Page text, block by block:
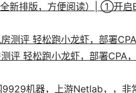
全新排版，方便阅读）| ①开
评 轻松跑小龙虾，部署CPA